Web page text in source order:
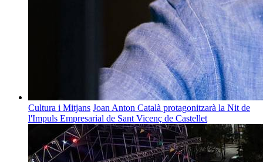
Cultura i Mitjans Joan Anton Català protagonitzarà la Nit de
l'Impuls Empresarial de Sant Vicenç de Castellet